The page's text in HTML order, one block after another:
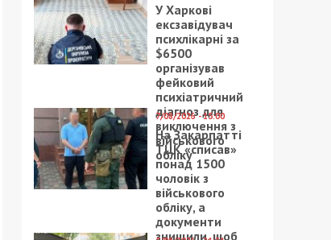
У Харкові
ексзавідувач
психлікарні за
$6500
організував
фейковий
психіатричний
діагноз для
виключення з
військового
обліку
7/08/2026 - 15:00
На Закарпатті
ТЦК «списав»
понад 1500
чоловік з
військового
обліку, а
документи
знищили, щоб